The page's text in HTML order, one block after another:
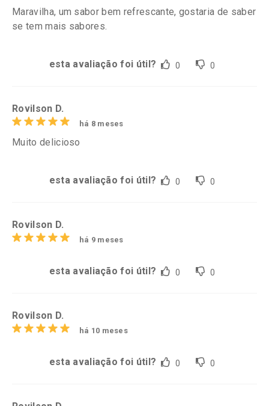
Maravilha, um sabor bem refrescante, gostaria de saber
se tem mais sabores.
esta avaliação foi útil? 0 0
Rovilson D.
há 8 meses
Muito delicioso
esta avaliação foi útil? 0 0
Rovilson D.
há 9 meses
esta avaliação foi útil? 0 0
Rovilson D.
há 10 meses
esta avaliação foi útil? 0 0